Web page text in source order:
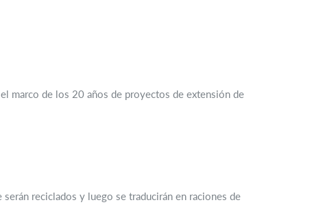
marco de los 20 años de proyectos de extensión de
reciclados y luego se traducirán en raciones de